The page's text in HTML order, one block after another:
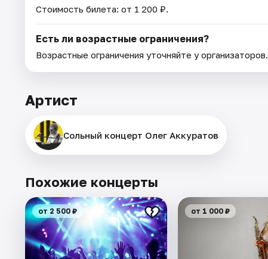
Стоимость билета: от 1 200 ₽.
Есть ли возрастные ограничения?
Возрастные ограничения уточняйте у организаторов.
Артист
Сольный концерт Олег Аккуратов
Похожие концерты
от 2 500 ₽ от 1 000 ₽